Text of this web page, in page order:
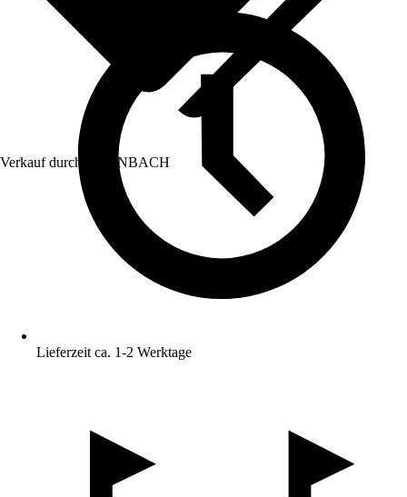
Verkauf durch: HORNBACH
Lieferzeit ca. 1-2 Werktage